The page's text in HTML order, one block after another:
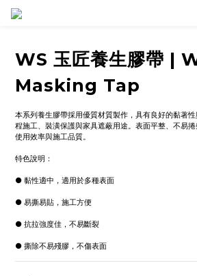
WS 玉匠養生膠帶 |
Masking Tap
本系列養生膠帶採用優質材質製作，具有良好的黏著
程施工、裝潢保護與家具遮蔽用途。表面平整、不易
使用效率與施工品質。
特色說明：
● 黏性適中，適用於多種表面
● 易撕易貼，施工方便
● 抗拉強度佳，不易斷裂
● 撕除不易殘膠，不傷表面